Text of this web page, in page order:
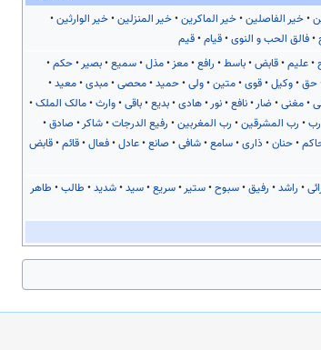
خیر الفاصلین خیر الماکرین خیر المنزلین خیر الوارثین
فالق الحب و النوی قیام قیم
علیم قابض باسط رافع معز مذل سمیع بصیر حکم
حق وکیل قوی متین ولی حمید محصی مبدی معید
مغنی ضار نافع نور هادی بدیع باقی وارث مالک الملک
رب رب المشرقین رب المغربین رفیع الدرجات شاکر صادق
حنان ذاری سامع شافی صانع عادل فعال قائم قابض
راشد رفیق سبوح ستیر سریع سید شدید طالب طاهر